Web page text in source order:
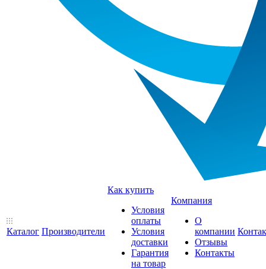
Каталог Производители
Как купить
Условия
оплаты
Условия
доставки
Гарантия
на товар
Компания
О
компании
Отзывы
Контакты